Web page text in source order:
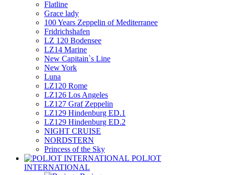
Flatline
Grace lady
100 Years Zeppelin of Mediterranee
Fridrichshafen
LZ 120 Bodensee
LZ14 Marine
New Capitain`s Line
New York
Luna
LZ120 Rome
LZ126 Los Angeles
LZ127 Graf Zeppelin
LZ129 Hindenburg ED.1
LZ129 Hindenburg ED.2
NIGHT CRUISE
NORDSTERN
Princess of the Sky
POLJOT
INTERNATIONAL